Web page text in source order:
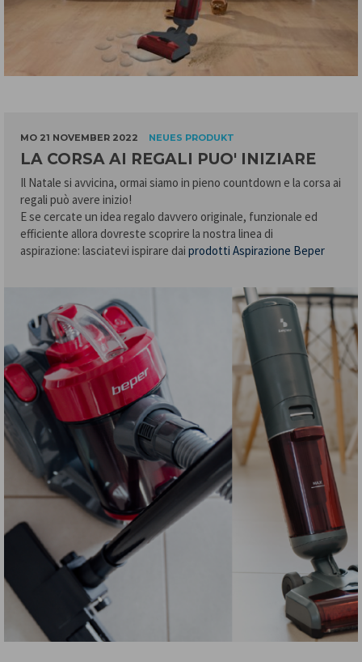
MO 21 NOVEMBER 2022 NEUES PRODUKT
LA CORSA AI REGALI PUO' INIZIARE
Il Natale si avvicina, ormai siamo in pieno countdown e la corsa ai
regali può avere inizio!
E se cercate un idea regalo davvero originale, funzionale ed
efficiente allora dovreste scoprire la nostra linea di
aspirazione: lasciatevi ispirare daiprodotti Aspirazione Beper